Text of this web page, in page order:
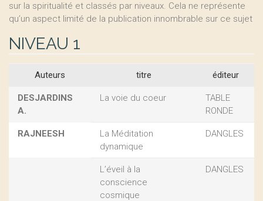
sur la spiritualité et classés par niveaux. Cela ne représente
qu’un aspect limité de la publication innombrable sur ce sujet
NIVEAU 1
Auteurs titre éditeur
DESJARDINS
A.
La voie du coeur
TABLE
RONDE
RAJNEESH
La Méditation
dynamique
DANGLES
L’éveil à la
conscience
cosmique
DANGLES